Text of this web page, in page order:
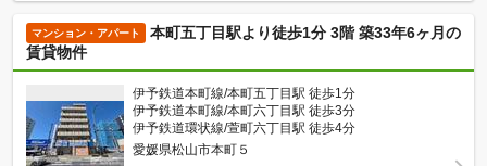
マンション・アパート
本町五丁目駅より徒歩1分 3階 築33年6ヶ月の
賃貸物件
伊予鉄道本町線/本町五丁目駅 徒歩1分
伊予鉄道本町線/本町六丁目駅 徒歩3分
伊予鉄道環状線/萱町六丁目駅 徒歩4分
愛媛県松山市本町５